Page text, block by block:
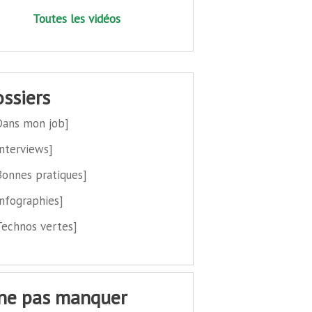
Toutes les vidéos
mon job]
pratiques]
vertes]
ne pas manquer